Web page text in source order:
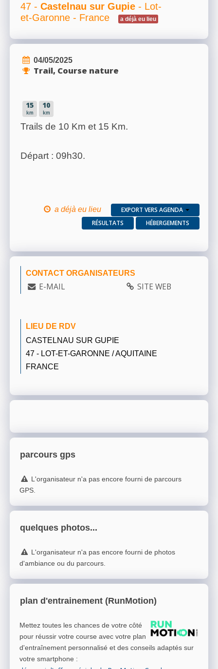
47 - Castelnau sur Gupie - Lot-
et-Garonne - France
a déjà eu lieu
04/05/2025
Trail, Course nature
15
km
10
km
Trails de 10 Km et 15 Km.
Départ : 09h30.
a déjà eu lieu
EXPORT VERS AGENDA
RÉSULTATS
HÉBERGEMENTS
CONTACT ORGANISATEURS
E-MAIL SITE WEB
LIEU DE RDV
CASTELNAU SUR GUPIE
47 - LOT-ET-GARONNE / AQUITAINE
FRANCE
parcours gps
L'organisateur n'a pas encore fourni de parcours
GPS.
quelques photos...
L'organisateur n'a pas encore fourni de photos
d'ambiance ou du parcours.
plan d'entrainement (RunMotion)
Mettez toutes les chances de votre côté
pour réussir votre course avec votre plan
d'entraînement personnalisé et des conseils adaptés sur
votre smartphone :